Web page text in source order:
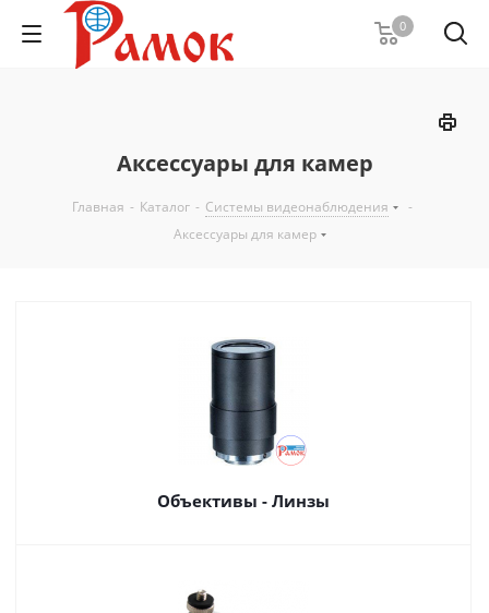
0
Аксессуары для камер
Главная - Каталог - Системы видеонаблюдения
-
Аксессуары для камер
Объективы - Линзы